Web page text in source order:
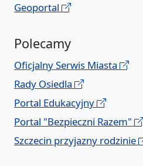
Geoportal
Polecamy
Oficjalny Serwis Miasta
Rady Osiedla
Portal Edukacyjny
Portal "Bezpieczni Razem"
Szczecin przyjazny rodzinie